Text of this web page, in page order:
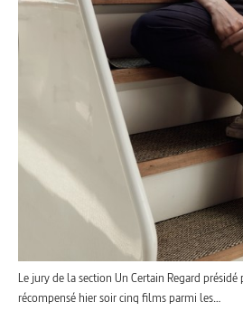
Le jury de la section Un Certain Regard présidé
récompensé hier soir cinq films parmi les…